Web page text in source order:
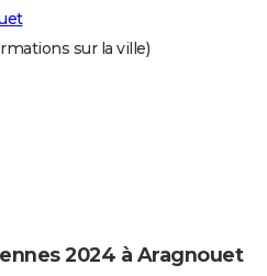
sur la ville)
2024 à Aragnouet